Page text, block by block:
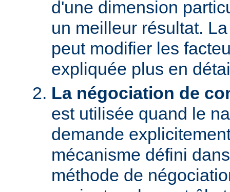
d'une dimension
un meilleur résultat.
peut modifier les
expliquée plus en
La négociation de
est utilisée quand le
demande
mécanisme défini
méthode de